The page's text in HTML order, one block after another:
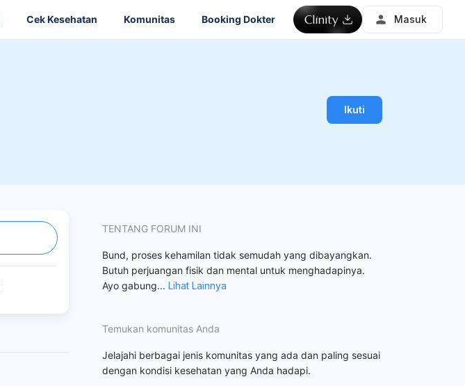
Cek Kesehatan Komunitas Booking Dokter Masuk
Ikuti
TENTANG FORUM INI
Bund, proses kehamilan tidak semudah yang dibayangkan.
Butuh perjuangan fisik dan mental untuk menghadapinya.
Ayo gabung...Lihat Lainnya
Temukan komunitas Anda
Jelajahi berbagai jenis komunitas yang ada dan paling sesuai
dengan kondisi kesehatan yang Anda hadapi.